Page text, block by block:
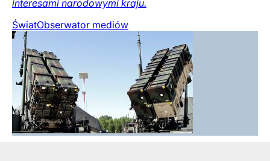
interesami narodowymi kraju.
ŚwiatObserwator mediów